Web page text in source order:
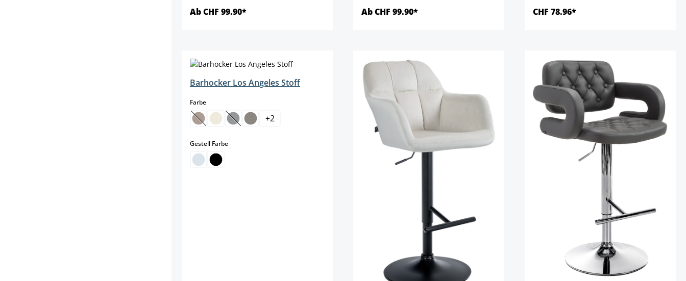
Ab CHF 99.90* Ab CHF 99.90* CHF 78.96*
Barhocker Los Angeles Stoff
Farbeauswählen
(Diese Option ist zurzeit nicht verfügbar.)
(Diese Option ist zurzeit nicht verfügbar.)
+2
Gestell Farbeauswählen